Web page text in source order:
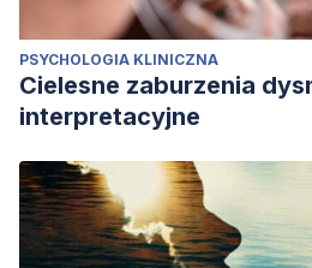
PSYCHOLOGIA KLINICZNA
Cielesne zaburzenia
interpretacyjne